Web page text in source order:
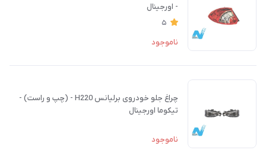
- اورجینال
5
ناموجود
چراغ جلو خودروی برلیانس H220 - (چپ و راست) -
تیکوما اورجینال
ناموجود